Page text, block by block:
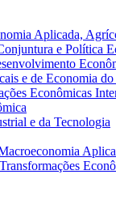
Aplicada,
e Política
e de Economia
Econômicas
e da Tecnologia